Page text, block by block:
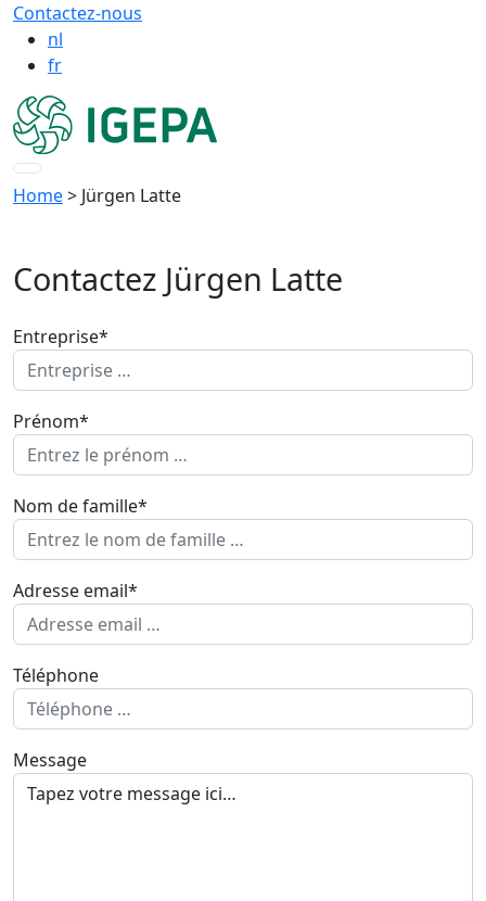
Contactez-nous
nl
fr
Home> Jürgen Latte
Contactez Jürgen Latte
Entreprise*
Prénom*
Nom de famille*
Adresse email*
Téléphone
Message